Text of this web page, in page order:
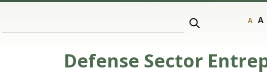
A A
Defense Sector